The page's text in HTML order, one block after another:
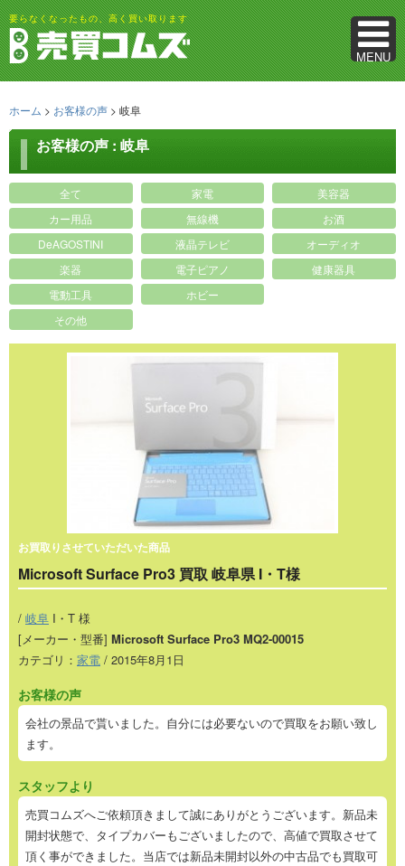
MENU
要らなくなったもの、高く買い取ります
ホーム > お客様の声 > 岐阜
お客様の声 : 岐阜
全て 家電
美容器
カー用品
無線機
お酒
DeAGOSTINI
液晶テレビ
オーディオ
楽器
電子ピアノ
健康器具
電動工具
ホビー
その他
お買取りさせていただいた商品
Microsoft Surface Pro3 買取 岐阜県 I・T様
/ 岐阜 I・T 様
[メーカー・型番] Microsoft Surface Pro3 MQ2-00015
カテゴリ： 家電 / 2015年8月1日
お客様の声
会社の景品で貰いました。自分には必要ないので買取をお願い致し
ます。
スタッフより
売買コムズへご依頼頂きまして誠にありがとうございます。新品未
開封状態で、タイプカバーもございましたので、高値で買取させて
頂く事ができました。当店では新品未開封以外の中古品でも買取可